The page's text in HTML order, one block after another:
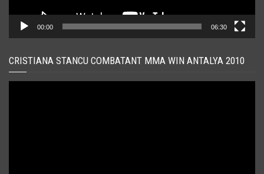
00:00 06:30
CRISTIANA STANCU COMBATANT MMA WIN ANTALYA 2010